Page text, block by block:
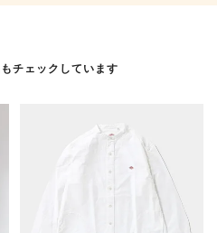
チェックしています